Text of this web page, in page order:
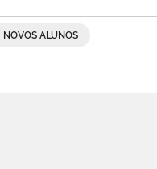
NOVOS ALUNOS